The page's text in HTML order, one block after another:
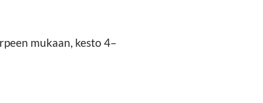
mukaan, kesto 4–